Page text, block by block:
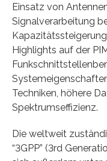
Einsatz von
Signalverarbeitung
Highlights auf der
Techniken, höhere
Spektrumseffizienz.
Die weltweit
“3GPP” (3rd